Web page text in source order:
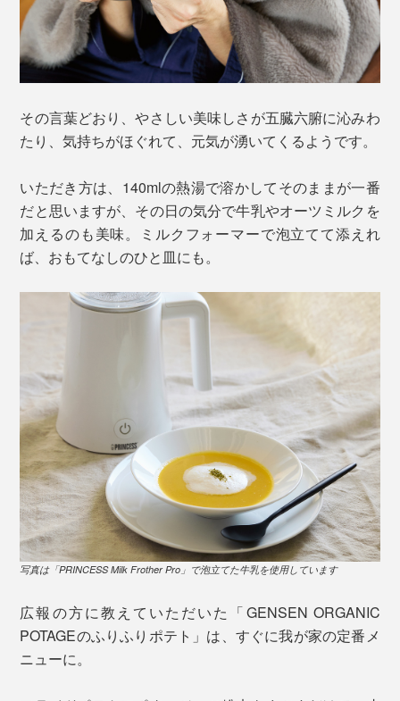
その言葉どおり、やさしい美味しさが五臓六腑に沁みわ
たり、気持ちがほぐれて、元気が湧いてくるようです。
いただき方は、140mlの熱湯で溶かしてそのままが一番
だと思いますが、その日の気分で牛乳やオーツミルクを
加えるのも美味。ミルクフォーマーで泡立てて添えれ
ば、おもてなしのひと皿にも。
写真は「PRINCESS Milk Frother Pro」で泡立てた牛乳を使用しています
広報の方に教えていただいた「GENSEN ORGANIC
POTAGEのふりふりポテト」は、すぐに我が家の定番メ
ニューに。